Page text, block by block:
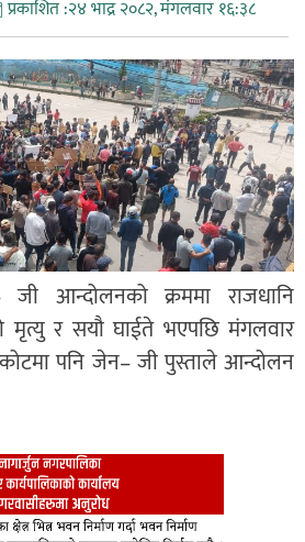
प्रकाशित :२४ भाद्र २०८२, मंगलवार १६:३८
जी आन्दोलनको क्रममा राजधानि
मृत्यु र सयौ घाईते भएपछि मंगलवार
पनि जेन– जी पुस्ताले आन्दोलन